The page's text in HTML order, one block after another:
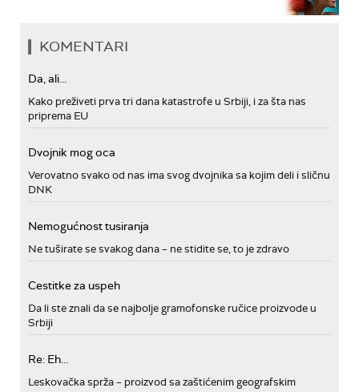
KOMENTARI
Da, ali...
Kako preživeti prva tri dana katastrofe u Srbiji, i za šta nas
priprema EU
Dvojnik mog oca
Verovatno svako od nas ima svog dvojnika sa kojim deli i sličnu
DNK
Nemogućnost tusiranja
Ne tuširate se svakog dana – ne stidite se, to je zdravo
Cestitke za uspeh
Da li ste znali da se najbolje gramofonske ručice proizvode u
Srbiji
Re: Eh...
Leskovačka sprža – proizvod sa zaštićenim geografskim